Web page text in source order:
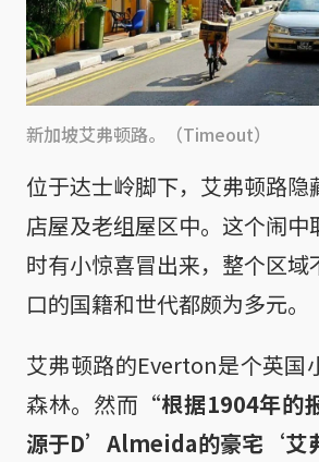
新加坡艾弗顿路。（Timeout）
位于达士岭脚下，艾弗顿路隐
店屋及老组屋区中。这个闹中
时有小惊喜冒出来，整个区域
口的国籍和世代都颇为多元。
艾弗顿路的Everton是个英国
森林。然而 “根据1904年的
源于D’Almeida的豪宅‘艾